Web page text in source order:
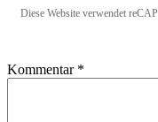
Diese Website verwendet
Kommentar *